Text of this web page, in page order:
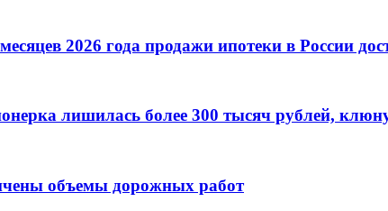
2026 года продажи ипотеки в России
лишилась более 300 тысяч рублей,
объемы дорожных работ